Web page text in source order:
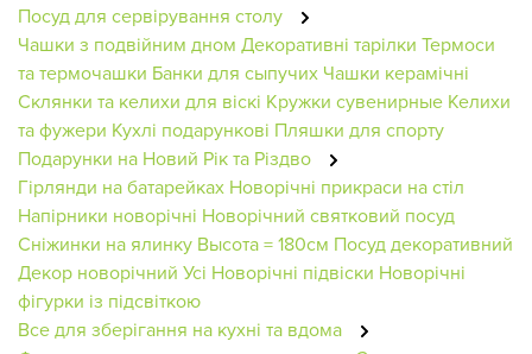
Посуд для сервірування столу
Чашки з подвійним дном Декоративні тарілки Термоси
та термочашки Банки для сыпучих Чашки керамічні
Склянки та келихи для віскі Кружки сувенирные Келихи
та фужери Кухлі подарункові Пляшки для спорту
Подарунки на Новий Рік та Різдво
Гірлянди на батарейках Новорічні прикраси на стіл
Напірники новорічні Новорічний святковий посуд
Сніжинки на ялинку Высота = 180см Посуд декоративний
Декор новорічний Усі Новорічні підвіски Новорічні
фігурки із підсвіткою
Все для зберігання на кухні та вдома